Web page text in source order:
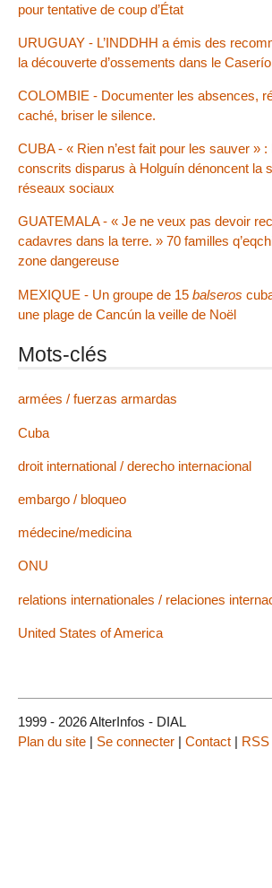
pour tentative de coup d’État
URUGUAY - L’INDDHH a émis des
la découverte d’ossements dans le
COLOMBIE - Documenter les absences,
caché, briser le silence.
CUBA - « Rien n’est fait pour les sauver »
conscrits disparus à Holguín dénoncent la
réseaux sociaux
GUATEMALA - « Je ne veux pas devoir
cadavres dans la terre. » 70 familles
zone dangereuse
MEXIQUE - Un groupe de 15 balseros
une plage de Cancún la veille de Noël
Mots-clés
armées / fuerzas armardas
Cuba
droit international / derecho internacional
embargo / bloqueo
médecine/medicina
ONU
relations internationales / relaciones
United States of America
1999 - 2026 AlterInfos - DIAL
Plan du site | Se connecter | Contact | RSS